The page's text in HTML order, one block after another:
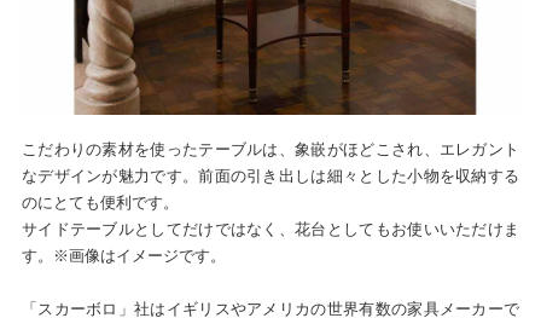
こだわりの素材を使ったテーブルは、象嵌がほどこされ、エレガント
なデザインが魅力です。前面の引き出しは細々とした小物を収納する
のにとても便利です。
サイドテーブルとしてだけではなく、花台としてもお使いいただけま
す。※画像はイメージです。
「スカーボロ」社はイギリスやアメリカの世界有数の家具メーカーで